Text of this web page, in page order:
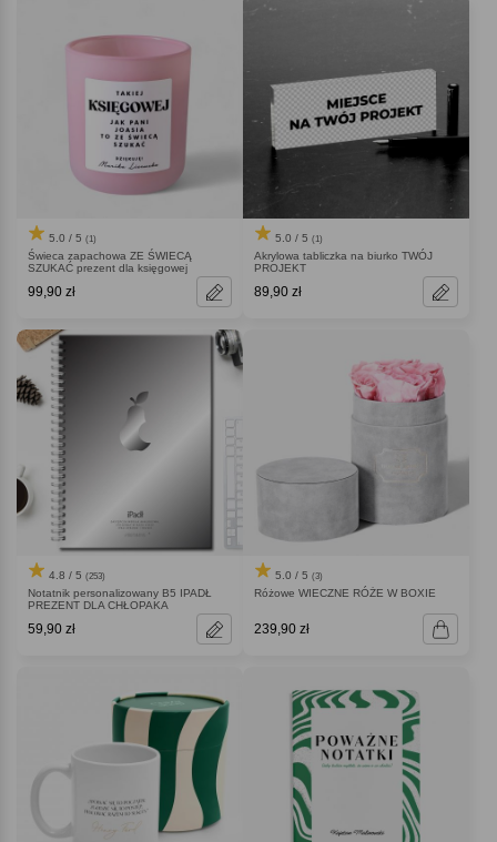
5.0 / 5 (1)
Świeca zapachowa ZE ŚWIECĄ
SZUKAĆ prezent dla księgowej
99,90 zł
5.0 / 5 (1)
Akrylowa tabliczka na biurko TWÓJ
PROJEKT
89,90 zł
4.8 / 5 (253)
Notatnik personalizowany B5 IPADŁ
PREZENT DLA CHŁOPAKA
59,90 zł
5.0 / 5 (3)
Różowe WIECZNE RÓŻE W BOXIE
239,90 zł